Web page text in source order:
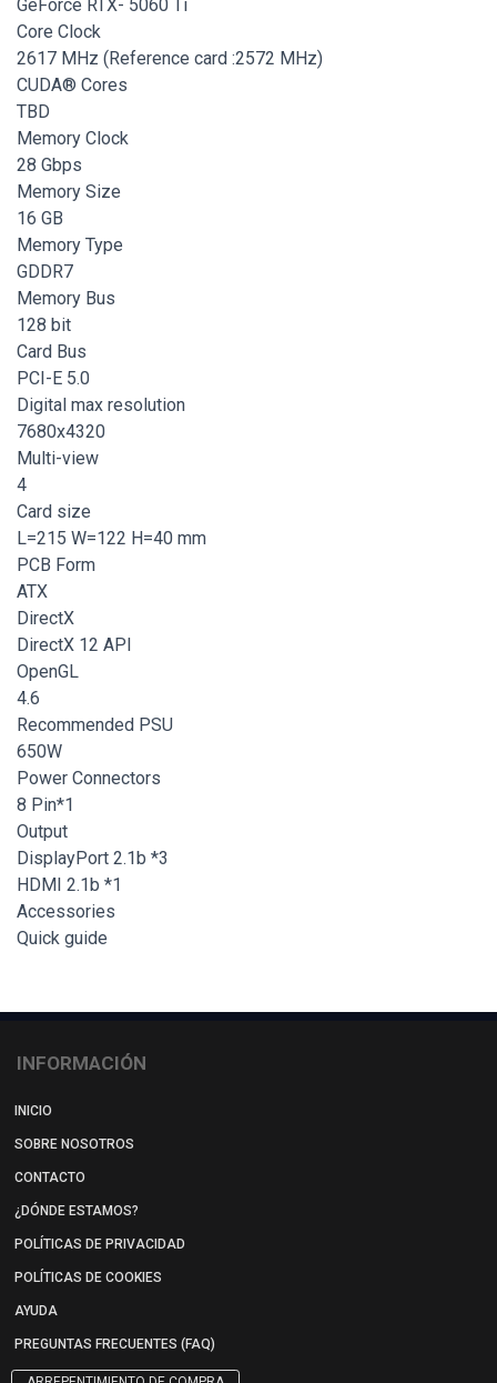
GeForce RTX- 5060 Ti
Core Clock
2617 MHz (Reference card :2572 MHz)
CUDA® Cores
TBD
Memory Clock
28 Gbps
Memory Size
16 GB
Memory Type
GDDR7
Memory Bus
128 bit
Card Bus
PCI-E 5.0
Digital max resolution
7680x4320
Multi-view
4
Card size
L=215 W=122 H=40 mm
PCB Form
ATX
DirectX
DirectX 12 API
OpenGL
4.6
Recommended PSU
650W
Power Connectors
8 Pin*1
Output
DisplayPort 2.1b *3
HDMI 2.1b *1
Accessories
Quick guide
INFORMACIÓN
INICIO
SOBRE NOSOTROS
CONTACTO
¿DÓNDE ESTAMOS?
POLÍTICAS DE PRIVACIDAD
POLÍTICAS DE COOKIES
AYUDA
PREGUNTAS FRECUENTES (FAQ)